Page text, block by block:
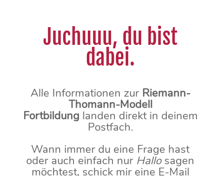
Juchuuu, du bist
dabei.
Alle Informationen zur Riemann-
Thomann-Modell
Fortbildung landen direkt in deinem
Postfach.
Wann immer du eine Frage hast
oder auch einfach nur Hallosagen
möchtest, schick mir eine E-Mail